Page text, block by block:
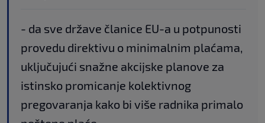
- da sve države članice EU-a u potpunosti
provedu direktivu o minimalnim plaćama,
uključujući snažne akcijske planove za
istinsko promicanje kolektivnog
pregovaranja kako bi više radnika primalo